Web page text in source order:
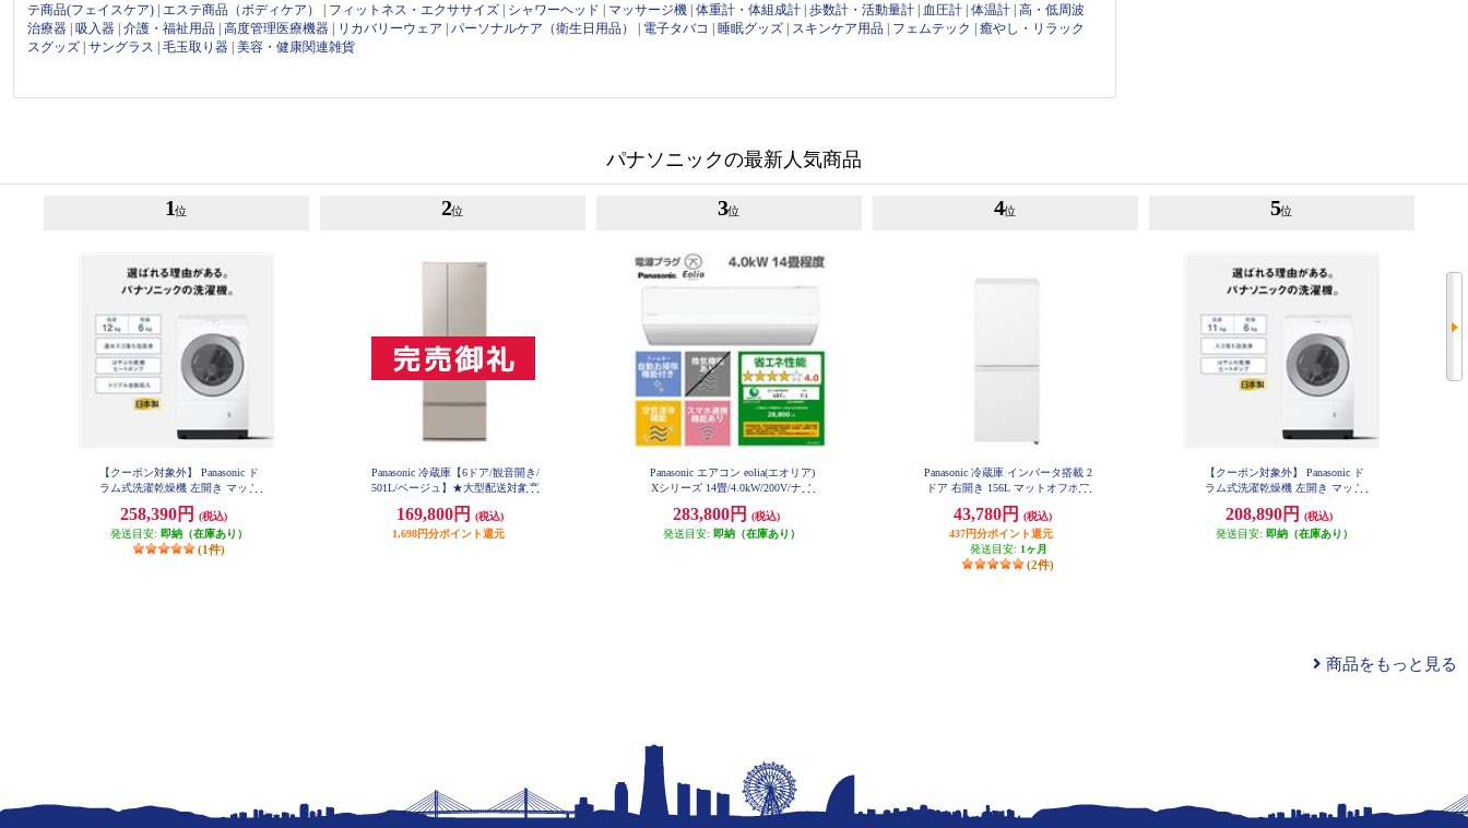
テ商品(フェイスケア)
エステ商品（ボディケア） フィットネス・エクササイズ シャワーヘッド マッサージ機 |体重計・体組成計 |歩数計・活動量計 血圧計 |体温計 |高・低周波
治療器 |吸入器 |介護・福祉用品 |高度管理医療機器 リカバリーウェア |パーソナルケア（衛生日用品） 電子タバコ 睡眠グッズ スキンケア用品 フェムテック |癒やし・リラック
スグッズ |サングラス |毛玉取り器 |美容・健康関連雑貨
パナソニックの最新人気商品
1位
【クーポン対象外】 Panasonic ド
ラム式洗濯乾燥機 左開き マット
LX127EL-W
258,390円
(税込)
発送目安: 即納（在庫あり）
(1件)
2位
Panasonic 冷蔵庫【6ドア/観音開き/
501L/ベージュ】★大型配送対象商
169,800円
(税込)
1,698円分ポイント還元
3位
Panasonic エアコン eolia(エオリア)
Xシリーズ 14畳/4.0kW/200V/ナノ
付/W/2026年度 CS-X406D2-ESET
283,800円
(税込)
発送目安: 即納（在庫あり）
4位
Panasonic 冷蔵庫 インバータ搭載 2
ドア 右開き 156L マットオフホワ
43,780円
(税込)
437円分ポイント還元
発送目安: 1ヶ月
(2件)
5位
【クーポン対象外】 Panasonic ド
ラム式洗濯乾燥機 左開き マット
LX113EL-W
208,890円
(税込)
発送目安: 即納（在庫あり）
商品をもっと見る